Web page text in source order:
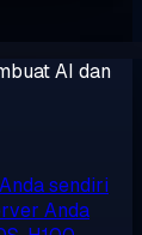
AI dan
sendiri
Anda